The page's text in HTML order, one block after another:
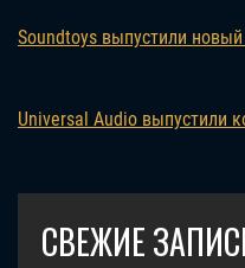
Soundtoys выпустили
Universal Audio выпустили
СВЕЖИЕ